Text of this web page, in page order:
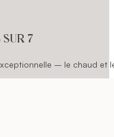
SUR 7
– le chaud et